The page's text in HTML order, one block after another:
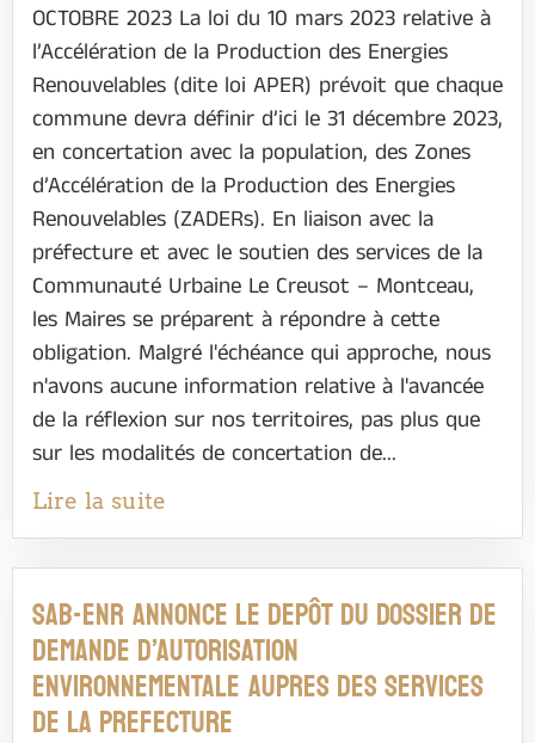
OCTOBRE 2023 La loi du 10 mars 2023 relative à
l’Accélération de la Production des Energies
Renouvelables (dite loi APER) prévoit que chaque
commune devra définir d’ici le 31 décembre 2023,
en concertation avec la population, des Zones
d’Accélération de la Production des Energies
Renouvelables (ZADERs). En liaison avec la
préfecture et avec le soutien des services de la
Communauté Urbaine Le Creusot – Montceau,
les Maires se préparent à répondre à cette
obligation. Malgré l'échéance qui approche, nous
n'avons aucune information relative à l'avancée
de la réflexion sur nos territoires, pas plus que
sur les modalités de concertation de...
Lire la suite
SAB-EnR ANNONCE LE DEPÔT DU DOSSIER DE
DEMANDE D’AUTORISATION
ENVIRONNEMENTALE AUPRES DES SERVICES
DE LA PREFECTURE